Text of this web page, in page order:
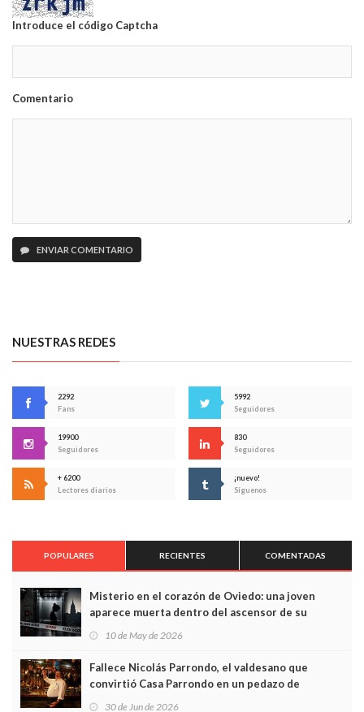
Introduce el código Captcha
Comentario
ENVIAR COMENTARIO
NUESTRAS REDES
2292
Fans
5992
Seguidores
19900
Seguidores
830
Seguidores
+ 6200
Lectores diarios
¡nuevo!
Síguenos
POPULARES RECIENTES COMENTADAS
Misterio en el corazón de Oviedo: una joven
aparece muerta dentro del ascensor de su
10 de May de 2026
Fallece Nicolás Parrondo, el valdesano que
convirtió Casa Parrondo en un pedazo de
30 de Jun de 2026